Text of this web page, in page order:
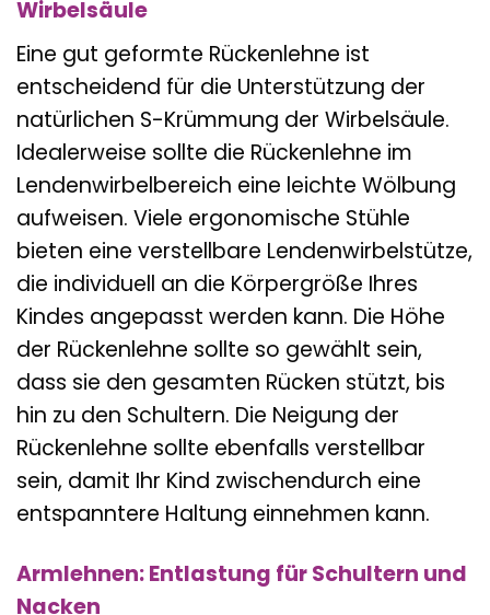
Wirbelsäule
Eine gut geformte Rückenlehne ist
entscheidend für die Unterstützung der
natürlichen S-Krümmung der Wirbelsäule.
Idealerweise sollte die Rückenlehne im
Lendenwirbelbereich eine leichte Wölbung
aufweisen. Viele ergonomische Stühle
bieten eine verstellbare Lendenwirbelstütze,
die individuell an die Körpergröße Ihres
Kindes angepasst werden kann. Die Höhe
der Rückenlehne sollte so gewählt sein,
dass sie den gesamten Rücken stützt, bis
hin zu den Schultern. Die Neigung der
Rückenlehne sollte ebenfalls verstellbar
sein, damit Ihr Kind zwischendurch eine
entspanntere Haltung einnehmen kann.
Armlehnen: Entlastung für Schultern und